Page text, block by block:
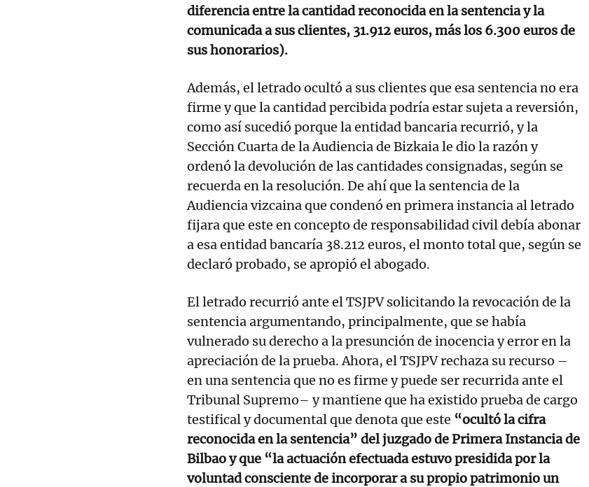
diferencia entre la cantidad reconocida en la sentencia y la
comunicada a sus clientes, 31.912 euros, más los 6.300 euros de
sus honorarios).
Además, el letrado ocultó a sus clientes que esa sentencia no era
firme y que la cantidad percibida podría estar sujeta a reversión,
como así sucedió porque la entidad bancaria recurrió, y la
Sección Cuarta de la Audiencia de Bizkaia le dio la razón y
ordenó la devolución de las cantidades consignadas, según se
recuerda en la resolución. De ahí que la sentencia de la
Audiencia vizcaina que condenó en primera instancia al letrado
fijara que este en concepto de responsabilidad civil debía abonar
a esa entidad bancaría 38.212 euros, el monto total que, según se
declaró probado, se apropió el abogado.
El letrado recurrió ante el TSJPV solicitando la revocación de la
sentencia argumentando, principalmente, que se había
vulnerado su derecho a la presunción de inocencia y error en la
apreciación de la prueba. Ahora, el TSJPV rechaza su recurso –
en una sentencia que no es firme y puede ser recurrida ante el
Tribunal Supremo– y mantiene que ha existido prueba de cargo
testifical y documental que denota que este “ocultó la cifra
reconocida en la sentencia” del juzgado de Primera Instancia de
Bilbao y que “la actuación efectuada estuvo presidida por la
voluntad consciente de incorporar a su propio patrimonio un